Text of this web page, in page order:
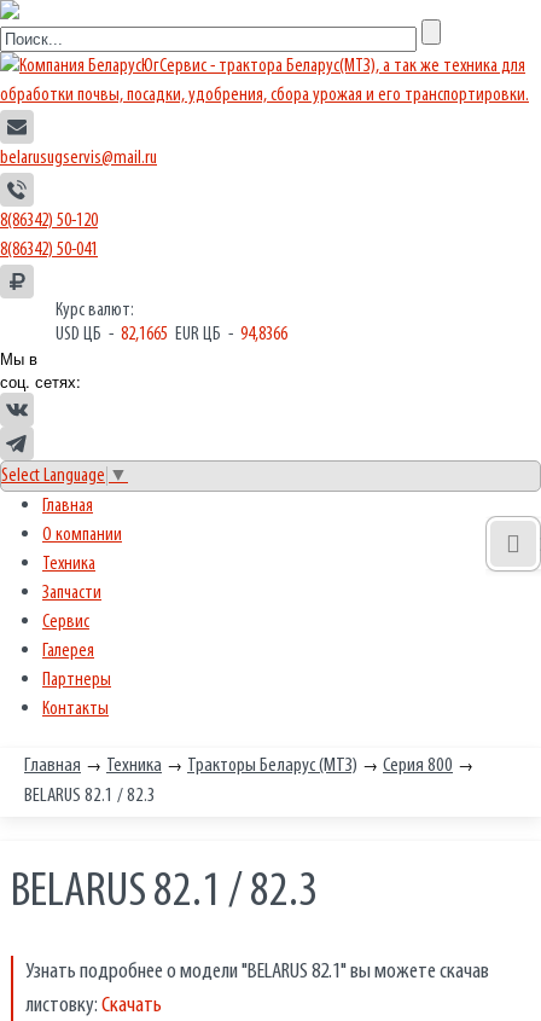
belarusugservis@mail.ru
8(86342) 50-120
8(86342) 50-041
Курс валют:
USD ЦБ - 82,1665 EUR ЦБ - 94,8366
Мы в
соц. сетях:
Select Language ▼
Главная
О компании
Техника
Запчасти
Сервис
Галерея
Партнеры
Контакты
Главная → Техника → Тракторы Беларус (МТЗ) → Серия 800 →
BELARUS 82.1 / 82.3
BELARUS 82.1 / 82.3
Узнать подробнее о модели "BELARUS 82.1" вы можете скачав
листовку: Скачать